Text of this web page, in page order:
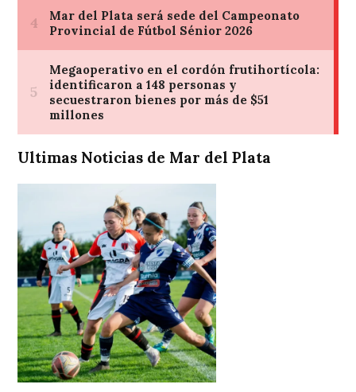
Ultimas Noticias de Mar del Plata